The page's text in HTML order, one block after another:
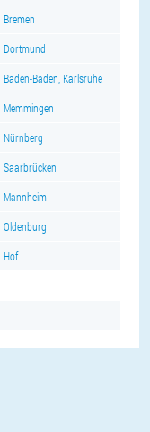
Dortmund
Baden, Karlsruhe
Nürnberg
Saarbrücken
Mannheim
Oldenburg
Hof